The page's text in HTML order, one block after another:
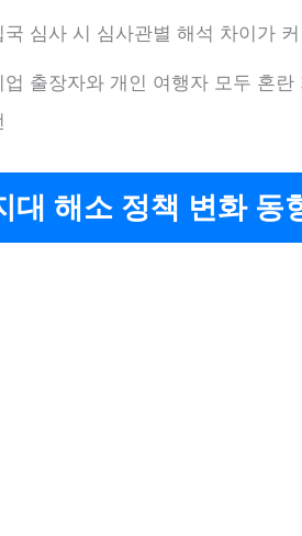
국 심사 시 심사관별 해석 차이가
업 출장자와 개인 여행자 모두 혼
대 해소 정책 변화 동